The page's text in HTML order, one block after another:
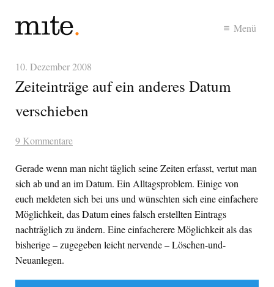
Menü
10. Dezember 2008
Zeiteinträge auf ein anderes Datum
verschieben
9 Kommentare
Gerade wenn man nicht täglich seine Zeiten erfasst, vertut man
sich ab und an im Datum. Ein Alltagsproblem. Einige von
euch meldeten sich bei uns und wünschten sich eine einfachere
Möglichkeit, das Datum eines falsch erstellten Eintrags
nachträglich zu ändern. Eine einfacherere Möglichkeit als das
bisherige – zugegeben leicht nervende – Löschen-und-
Neuanlegen.